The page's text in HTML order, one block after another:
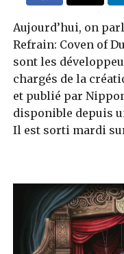
Aujourd’hui, on
Refrain: Coven of
sont les
chargés de la
et publié par
disponible depuis
Il est sorti mardi